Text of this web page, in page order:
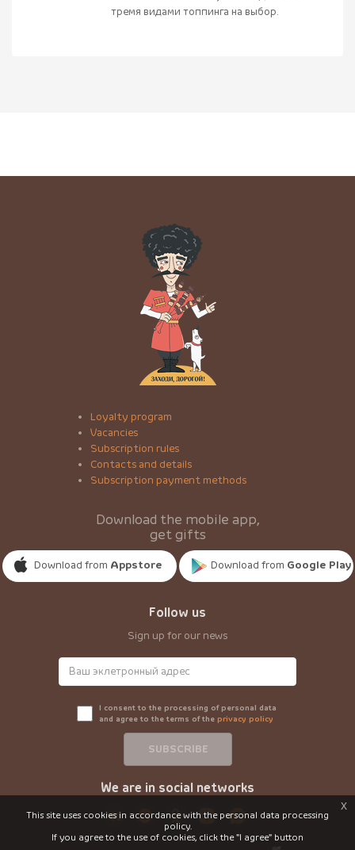
тремя видами топпинга на выбор.
Loyalty program
Vacancies
Subscription rules
Contacts and details
Subscription payment methods
Download the mobile app,
get gifts
Download from Appstore Download from Google Play
Follow us
Sign up for our news
I consent to the processing of personal data
and agree to the terms of the privacy policy
SUBSCRIBE
We are in social networks
This site uses cookies in accordance with the personal data processing
policy.
If you agree to the use of cookies, click the "I agree" button
x